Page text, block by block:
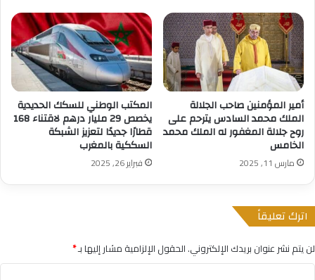
أمير المؤمنين صاحب الجلالة
الملك محمد السادس يترحم على
روح جلالة المغفور له الملك محمد
الخامس
مارس 11, 2025
المكتب الوطني للسكك الحديدية
يخصص 29 مليار درهم لاقتناء 168
قطارًا جديدًا لتعزيز الشبكة
السككية بالمغرب
فبراير 26, 2025
اترك تعليقاً
لن يتم نشر عنوان بريدك الإلكتروني.الحقول الإلزامية مشار إليها بـ*